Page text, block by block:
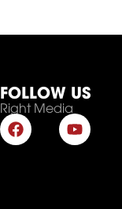
FOLLOW US
Right Media